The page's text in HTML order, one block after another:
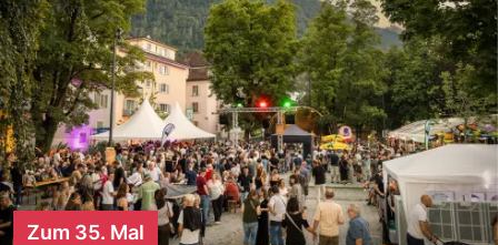
Zum 35. Mal